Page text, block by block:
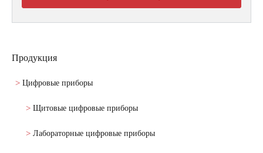
Продукция
Цифровые приборы
Щитовые цифровые приборы
Лабораторные цифровые приборы